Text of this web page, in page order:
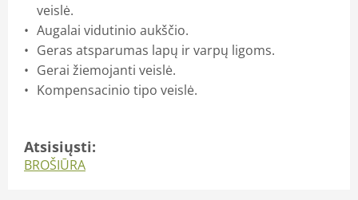
veislė.
Augalai vidutinio aukščio.
Geras atsparumas lapų ir varpų ligoms.
Gerai žiemojanti veislė.
Kompensacinio tipo veislė.
Atsisiųsti:
BROŠIŪRA